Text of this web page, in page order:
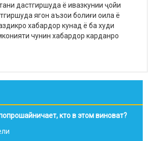
дастгиршуда ё ивазкунии ҷойи
ягон аъзои болиғи оила ё
хабардор кунад ё ба худи
чунин хабардор карданро
кто в этом виноват?